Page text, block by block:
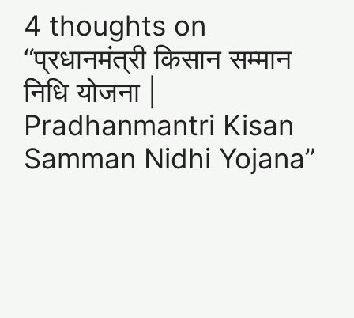
4 thoughts on
“प्रधानमंत्री किसान सम्मान
निधि योजना |
Pradhanmantri Kisan
Samman Nidhi Yojana”